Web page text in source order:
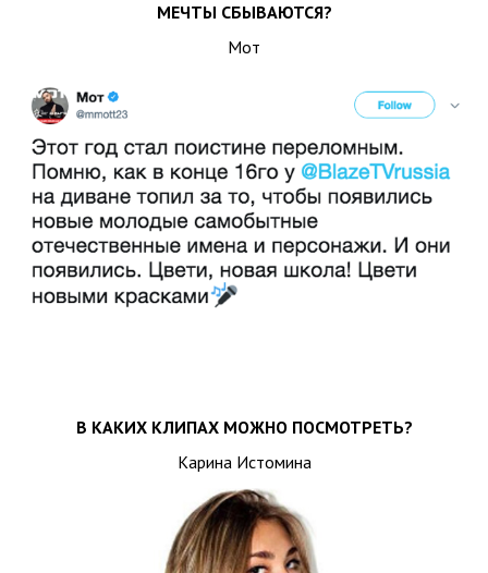
МЕЧТЫ СБЫВАЮТСЯ?
Мот
В КАКИХ КЛИПАХ МОЖНО ПОСМОТРЕТЬ?
Карина Истомина